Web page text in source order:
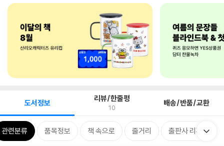
도서정보 리뷰/한줄평
10 배송/반품/교환
관련분류 품목정보 책 속으로 줄거리 출판사 리뷰